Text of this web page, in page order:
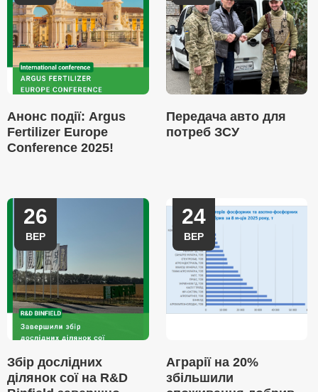
Анонс події: Argus
Fertilizer Europe
Conference 2025!
Передача авто для
потреб ЗСУ
26
ВЕР
Збір дослідних
ділянок сої на R&D
24
ВЕР
Аграрії на 20%
збільшили